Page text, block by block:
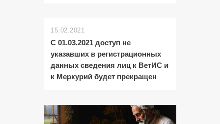
15.02.2021
С 01.03.2021 доступ не
указавших в регистрационных
данных сведения лиц к ВетИС и
к Меркурий будет прекращен